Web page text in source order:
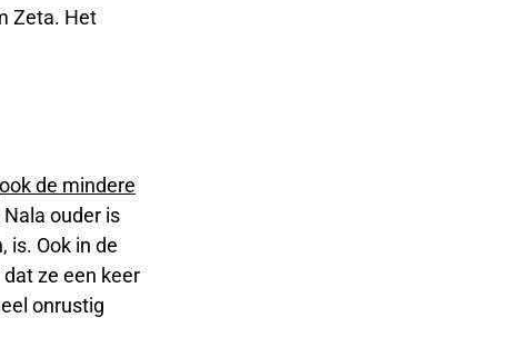
Zeta. Het
ook de mindere
ouder is
is. Ook in de
ze een keer
onrustig